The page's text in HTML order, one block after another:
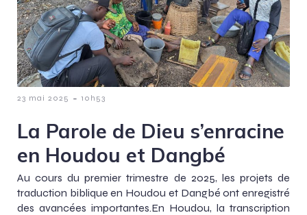
23 mai 2025 - 10h53
La Parole de Dieu s’enracine
en Houdou et Dangbé
Au cours du premier trimestre de 2025, les projets de
traduction biblique en Houdou et Dangbé ont enregistré
des avancées importantes.En Houdou, la transcription